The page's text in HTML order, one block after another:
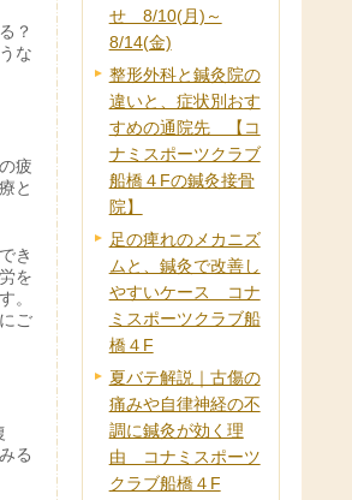
？
な
疲
と
き
を
。
ご
る
せ 8/10(月)～
8/14(金)
整形外科と鍼灸院の
違いと、症状別おす
すめの通院先 【コ
ナミスポーツクラブ
船橋４Fの鍼灸接骨
院】
足の痺れのメカニズ
ムと、鍼灸で改善し
やすいケース コナ
ミスポーツクラブ船
橋４F
夏バテ解説｜古傷の
痛みや自律神経の不
調に鍼灸が効く理
由 コナミスポーツ
クラブ船橋４F